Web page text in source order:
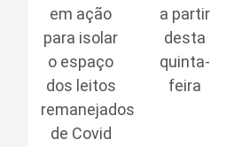
em ação
para isolar
o espaço
dos leitos
remanejados
de Covid
a partir
desta
quinta-
feira